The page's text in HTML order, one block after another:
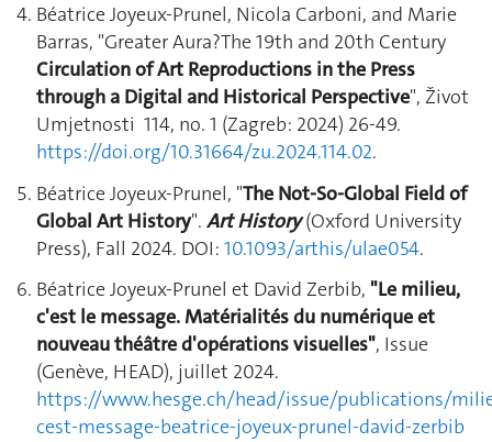
Béatrice Joyeux-Prunel, Nicola Carboni, and Marie
Barras, "Greater Aura?The 19th and 20th Century
Circulation of Art Reproductions in the Press
through a Digital and Historical Perspective", Život
Umjetnosti 114, no. 1 (Zagreb: 2024) 26-49.
https://doi.org/10.31664/zu.2024.114.02.
Béatrice Joyeux-Prunel, "The Not-So-Global Field of
Global Art History". Art History(Oxford University
Press), Fall 2024. DOI: 10.1093/arthis/ulae054.
Béatrice Joyeux-Prunel et David Zerbib, "Le milieu,
c'est le message. Matérialités du numérique et
nouveau théâtre d'opérations visuelles", Issue
(Genève, HEAD), juillet 2024.
https://www.hesge.ch/head/issue/publications/
cest-message-beatrice-joyeux-prunel-david-zerbib